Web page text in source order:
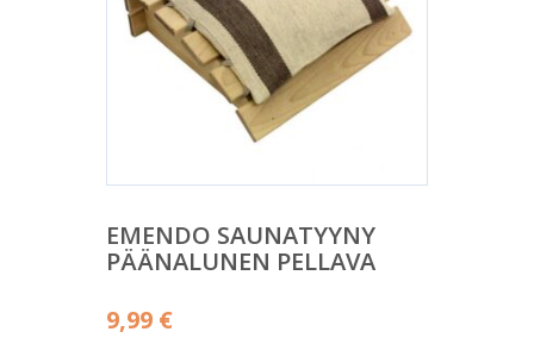
EMENDO SAUNATYYNY
PÄÄNALUNEN PELLAVA
9,99 €